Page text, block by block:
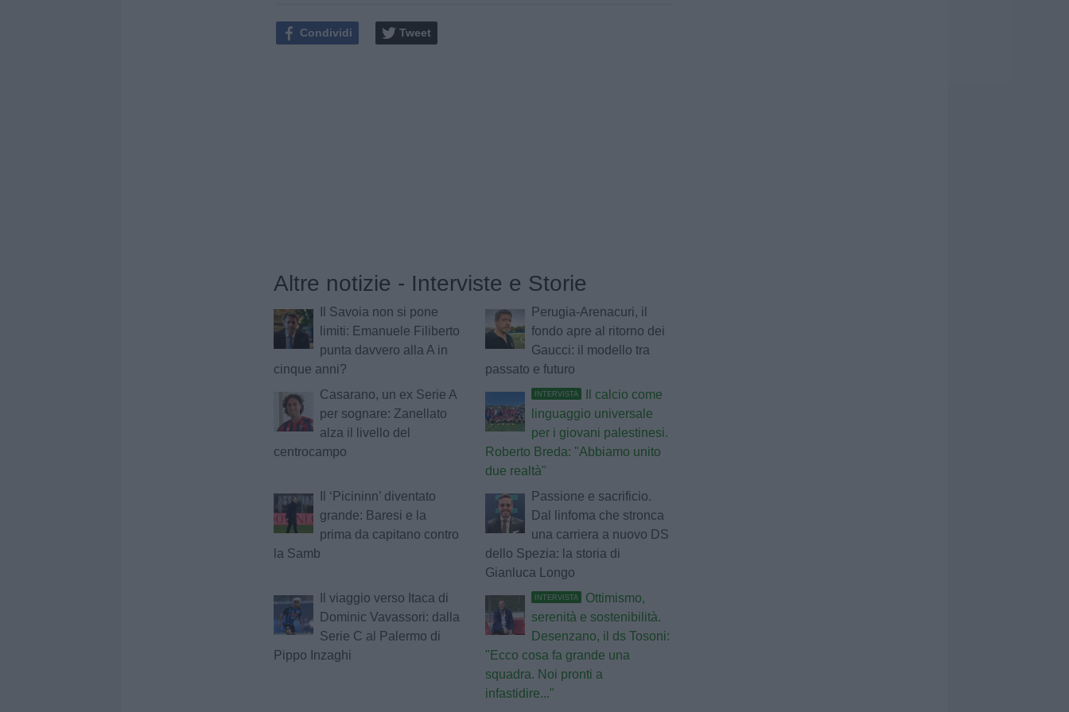
Condividi Tweet
Altre notizie - Interviste e Storie
Il Savoia non si pone
limiti: Emanuele Filiberto
punta davvero alla A in
cinque anni?
Perugia-Arenacuri, il
fondo apre al ritorno dei
Gaucci: il modello tra
passato e futuro
Casarano, un ex Serie A
per sognare: Zanellato
alza il livello del
centrocampo
INTERVISTA
Il calcio come
linguaggio universale
per i giovani palestinesi.
Roberto Breda: "Abbiamo unito
due realtà"
Il ‘Picininn’ diventato
grande: Baresi e la
prima da capitano contro
la Samb
Passione e sacrificio.
Dal linfoma che stronca
una carriera a nuovo DS
dello Spezia: la storia di
Gianluca Longo
Il viaggio verso Itaca di
Dominic Vavassori: dalla
Serie C al Palermo di
Pippo Inzaghi
INTERVISTA
Ottimismo,
serenità e sostenibilità.
Desenzano, il ds Tosoni:
"Ecco cosa fa grande una
squadra. Noi pronti a
infastidire..."